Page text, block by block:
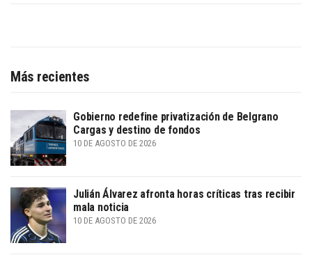
Más recientes
Gobierno redefine privatización de Belgrano
Cargas y destino de fondos
10 DE AGOSTO DE 2026
Julián Álvarez afronta horas críticas tras recibir
mala noticia
10 DE AGOSTO DE 2026